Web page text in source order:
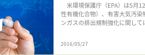
米環境保護庁（EPA）は5月
性有機化合物）、有害大気汚
ンガスの排出規制強化に関し
2016/05/27